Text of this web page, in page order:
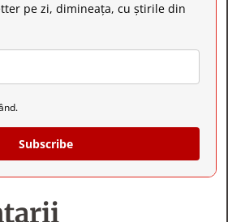
pe zi, dimineața, cu știrile din
Subscribe